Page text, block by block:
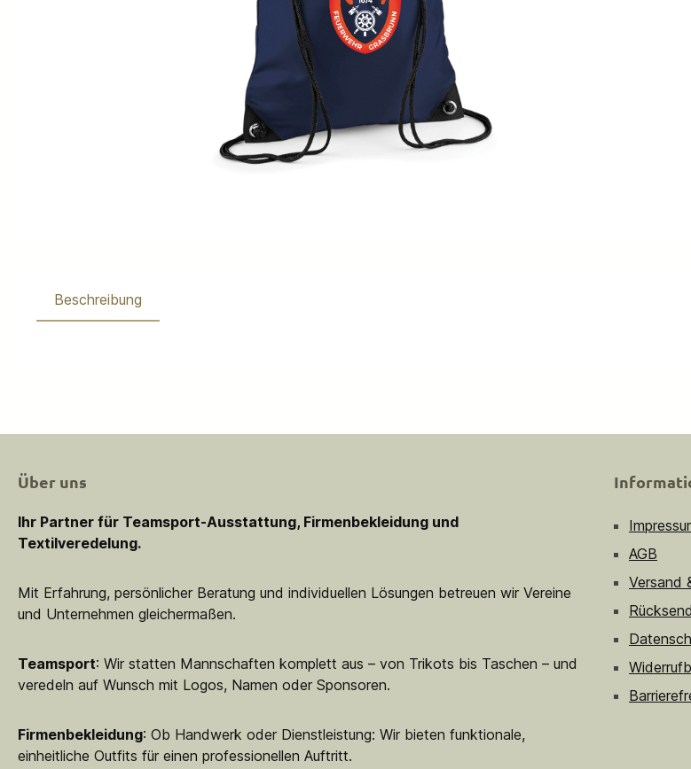
Beschreibung
Über uns
Ihr Partner für Teamsport-Ausstattung, Firmenbekleidung und
Textilveredelung.
Mit Erfahrung, persönlicher Beratung und individuellen Lösungen betreuen wir Vereine
und Unternehmen gleichermaßen.
Teamsport: Wir statten Mannschaften komplett aus – von Trikots bis Taschen – und
veredeln auf Wunsch mit Logos, Namen oder Sponsoren.
Firmenbekleidung: Ob Handwerk oder Dienstleistung: Wir bieten funktionale,
einheitliche Outfits für einen professionellen Auftritt.
AGB
Versand